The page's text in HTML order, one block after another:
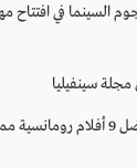
السينما في افتتاح
سينفيليا
أفضل 9 أفلام